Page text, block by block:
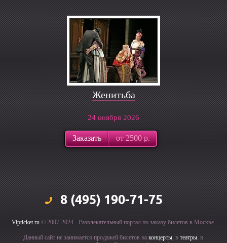
Женитьба
24 ноября 2026
Заказать от 2500 р.
8 (495) 190-71-75
Vipticket.ru© 2007-2024 - Развлекательный портал по заказу билетов в Москве.
Данный сайт не занимается продажей билетов наконцерты, втеатры, в